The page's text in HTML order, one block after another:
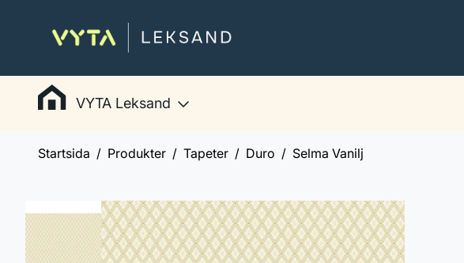
VYTA Leksand
Startsida Produkter Tapeter Duro Selma Vanilj